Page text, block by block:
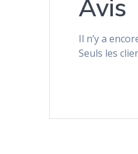
Avis
Il n’y a
Seuls les